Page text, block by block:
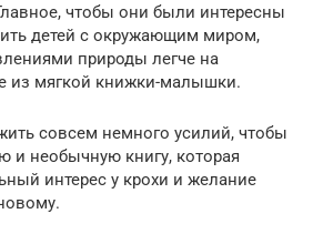
чтобы они были интересны
детей с окружающим миром,
природы легче на
из мягкой книжки-малышки.
совсем немного усилий, чтобы
и необычную книгу, которая
интерес у крохи и желание